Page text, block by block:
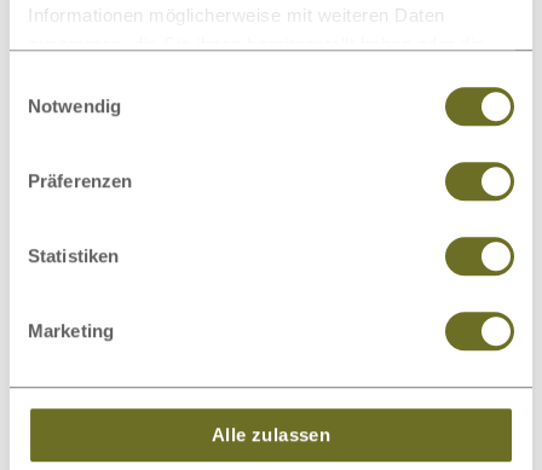
Informationen möglicherweise mit weiteren Daten
haben.
Notwendig
Präferenzen
Statistiken
Marketing
Alle zulassen
Gartenbedarf : Blumentöpfe, Gartengeräte, ...
Sonnenkollektoren, Holzpellet-Heiztechnik, ...
Alle Produktwelten laut offiziellen Blauer-Engel-Angaben
finden Siehier
Auch wenn man den Blauen Engel vielleicht zunächst
weiß man, worum es geht. Und darin liegt die große
Bedeutung dieses Umweltzeichens. Es ist
ein verlässlicher Kompass